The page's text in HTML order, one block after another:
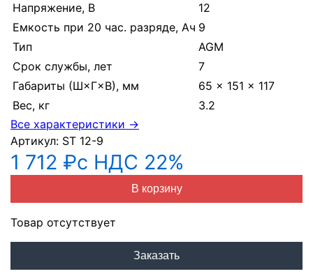
Напряжение, В
12
Емкость при 20 час. разряде, Ач 9
Тип
AGM
Срок службы, лет
7
Габариты (Ш×Г×В), мм
65 × 151 × 117
Вес, кг
3.2
Все характеристики →
Артикул: ST 12-9
1 712 ₽с НДС 22%
В корзину
Товар отсутствует
Заказать